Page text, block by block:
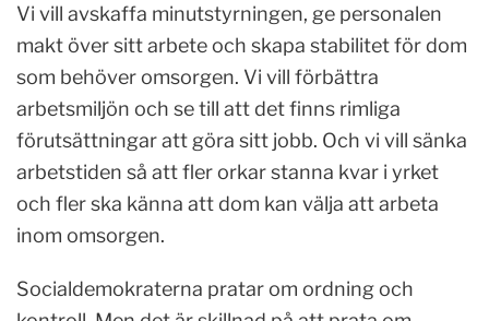
Vi vill avskaffa minutstyrningen, ge personalen
makt över sitt arbete och skapa stabilitet för dom
som behöver omsorgen. Vi vill förbättra
arbetsmiljön och se till att det finns rimliga
förutsättningar att göra sitt jobb. Och vi vill sänka
arbetstiden så att fler orkar stanna kvar i yrket
och fler ska känna att dom kan välja att arbeta
inom omsorgen.
Socialdemokraterna pratar om ordning och